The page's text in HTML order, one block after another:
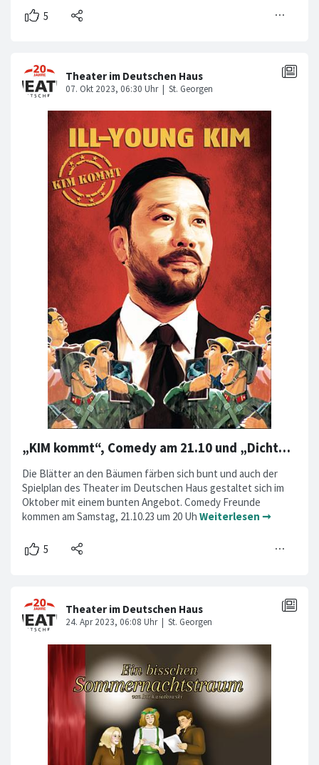
„KIM kommt“, Comedy am 21.10 und „Dichterwettstreit Deluxe“ am 28.10.23
Die Blätter an den Bäumen färben sich bunt und auch der
Spielplan des Theater im Deutschen Haus gestaltet sich im
Oktober mit einem bunten Angebot. Comedy Freunde
kommen am Samstag, 21.10.23 um 20 Uh Weiterlesen ➞